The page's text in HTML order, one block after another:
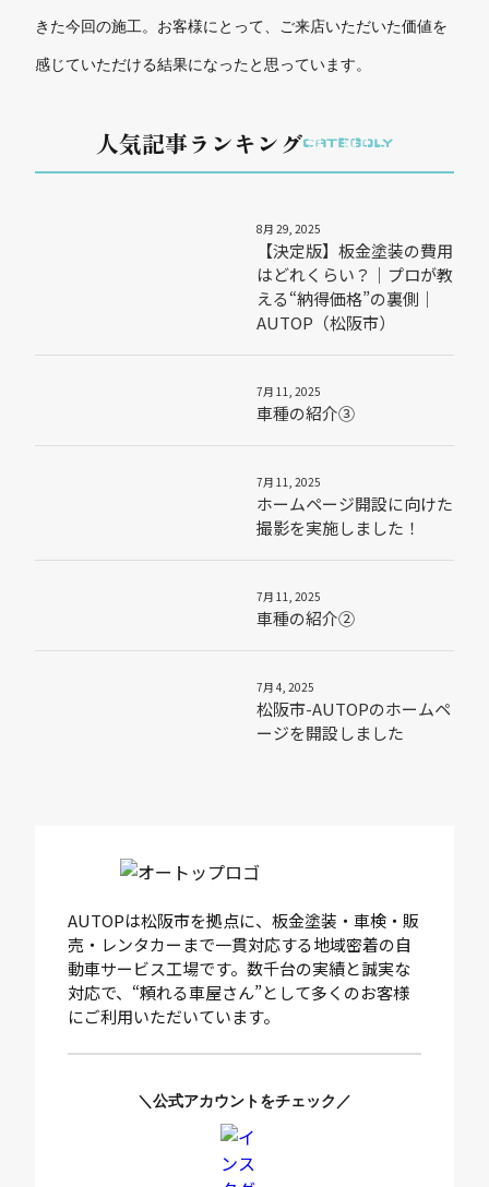
きた今回の施工。お客様にとって、ご来店いただいた価値を
感じていただける結果になったと思っています。
人気記事ランキングCATEGOLY
8月 29, 2025
【決定版】板金塗装の費用
はどれくらい？｜プロが教
える“納得価格”の裏側｜
AUTOP（松阪市）
7月 11, 2025
車種の紹介③
7月 11, 2025
ホームページ開設に向けた
撮影を実施しました！
7月 11, 2025
車種の紹介②
7月 4, 2025
松阪市-AUTOPのホームペ
ージを開設しました
AUTOPは松阪市を拠点に、板金塗装・車検・販
売・レンタカーまで一貫対応する地域密着の自
動車サービス工場です。数千台の実績と誠実な
対応で、“頼れる車屋さん”として多くのお客様
にご利用いただいています。
＼公式アカウントをチェック／